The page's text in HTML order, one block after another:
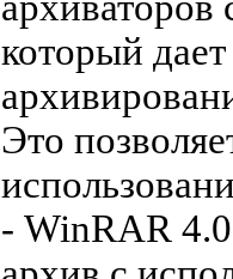
который
Это
- WinRAR